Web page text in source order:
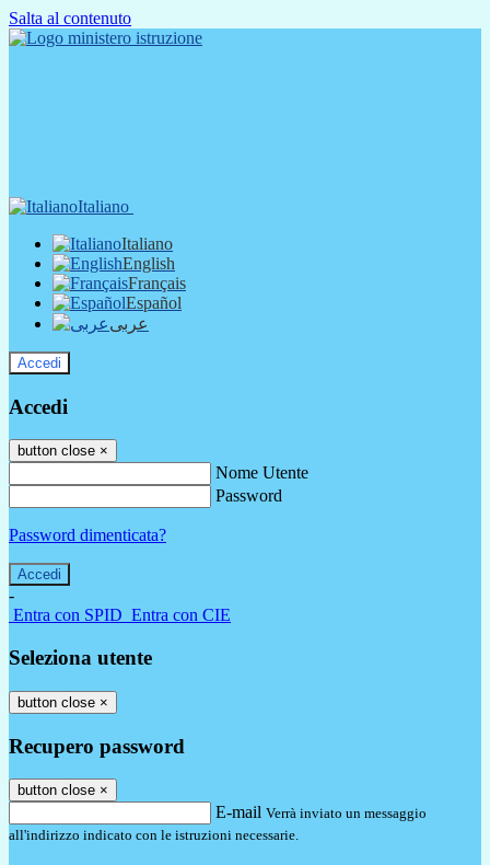
Salta al contenuto
Italiano
Italiano
English
Français
Español
عربى
Accedi
Accedi
button close ×
Nome Utente
Password
Password dimenticata?
-
Entra con SPID Entra con CIE
Seleziona utente
button close ×
Recupero password
button close ×
E-mail Verrà inviato un messaggio
all'indirizzo indicato con le istruzioni necessarie.